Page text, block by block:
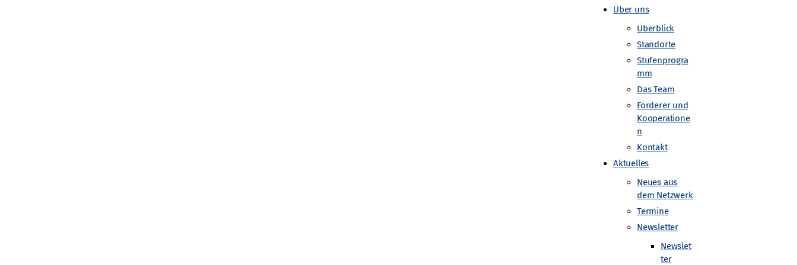
Über uns
Überblick
Standorte
Stufenprogra
mm
Das Team
Förderer und
Kooperatione
n
Kontakt
Aktuelles
Neues aus
dem Netzwerk
Termine
Newsletter
Newslet
ter